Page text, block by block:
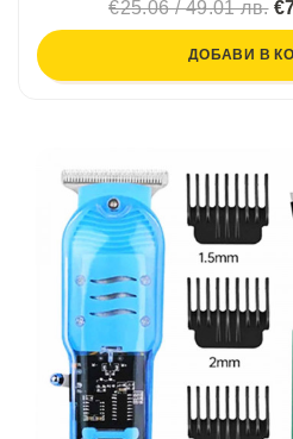
€25.06 / 49.01 лв.
ДОБАВИ В